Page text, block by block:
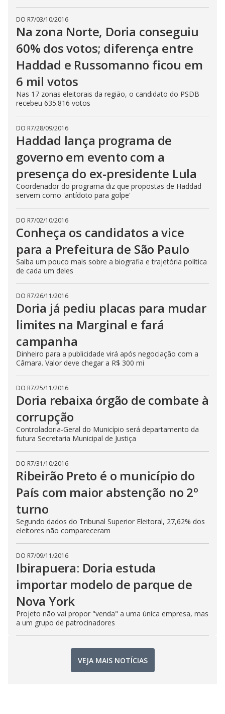
DO R7/03/10/2016
Na zona Norte, Doria conseguiu
60% dos votos; diferença entre
Haddad e Russomanno ficou em
6 mil votos
Nas 17 zonas eleitorais da região, o candidato do PSDB
recebeu 635.816 votos
DO R7/28/09/2016
Haddad lança programa de
governo em evento com a
presença do ex-presidente Lula
Coordenador do programa diz que propostas de Haddad
servem como 'antídoto para golpe'
DO R7/02/10/2016
Conheça os candidatos a vice
para a Prefeitura de São Paulo
Saiba um pouco mais sobre a biografia e trajetória política
de cada um deles
DO R7/26/11/2016
Doria já pediu placas para mudar
limites na Marginal e fará
campanha
Dinheiro para a publicidade virá após negociação com a
Câmara. Valor deve chegar a R$ 300 mi
DO R7/25/11/2016
Doria rebaixa órgão de combate à
corrupção
Controladoria-Geral do Município será departamento da
futura Secretaria Municipal de Justiça
DO R7/31/10/2016
Ribeirão Preto é o município do
País com maior abstenção no 2º
turno
Segundo dados do Tribunal Superior Eleitoral, 27,62% dos
eleitores não compareceram
DO R7/09/11/2016
Ibirapuera: Doria estuda
importar modelo de parque de
Nova York
Projeto não vai propor "venda" a uma única empresa, mas
a um grupo de patrocinadores
VEJA MAIS NOTÍCIAS